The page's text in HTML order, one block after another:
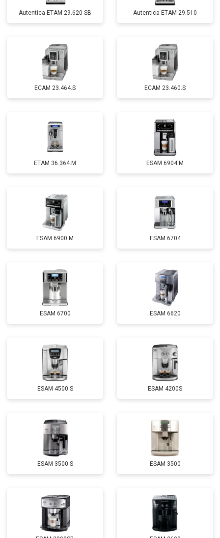
Autentica ETAM 29.620 SB Autentica ETAM 29.510
EСAM 23.464.S EСAM 23.460.S
ETAM 36.364.M ESAM 6904.M
ESAM 6900.M ESAM 6704
ESAM 6700 ESAM 6620
ESAM 4500.S ESAM 4200S
ESAM 3500.S ESAM 3500